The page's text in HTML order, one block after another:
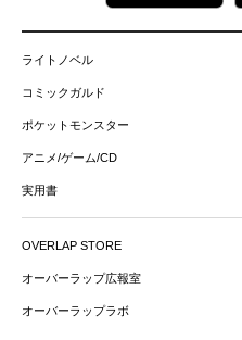
ライトノベル
コミックガルド
ポケットモンスター
アニメ/ゲーム/CD
実用書
OVERLAP STORE
オーバーラップ広報室
オーバーラップラボ